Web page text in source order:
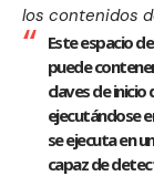
los contenidos
Este espacio
puede
claves de
ejecutándose
se ejecuta en
capaz de